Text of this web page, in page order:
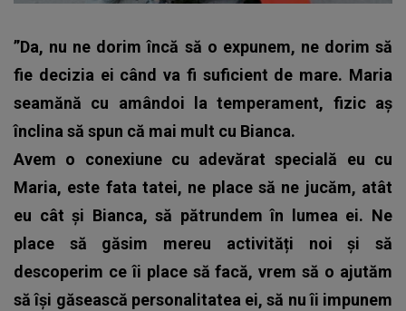
”Da, nu ne dorim încă să o expunem, ne dorim să
fie decizia ei când va fi suficient de mare. Maria
seamănă cu amândoi la temperament, fizic aș
înclina să spun că mai mult cu Bianca.
Avem o conexiune cu adevărat specială eu cu
Maria, este fata tatei, ne place să ne jucăm, atât
eu cât și Bianca, să pătrundem în lumea ei. Ne
place să găsim mereu activități noi și să
descoperim ce îi place să facă, vrem să o ajutăm
să își găsească personalitatea ei, să nu îi impunem